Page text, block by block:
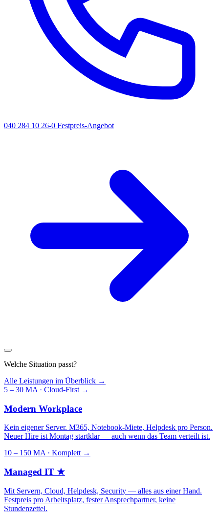
040 284 10 26-0 Festpreis-Angebot
Welche Situation passt?
Alle Leistungen im Überblick →
5 – 30 MA · Cloud-First →
Modern Workplace
Kein eigener Server. M365, Notebook-Miete, Helpdesk pro Person.
Neuer Hire ist Montag startklar — auch wenn das Team verteilt ist.
10 – 150 MA · Komplett →
Managed IT ★
Mit Servern, Cloud, Helpdesk, Security — alles aus einer Hand.
Festpreis pro Arbeitsplatz, fester Ansprechpartner, keine
Stundenzettel.